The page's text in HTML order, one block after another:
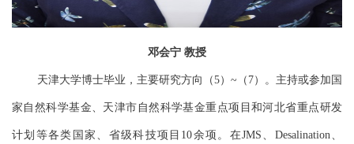
邓会宁 教授
天津大学博士毕业，主要研究方向（5） ~ （ 7）。主持或参加国
家自然科学基金、天津市自然科学基金重点项目和河北省重点研发
计划等各类国家、省级科技项目 10余项。在JMS Desalination